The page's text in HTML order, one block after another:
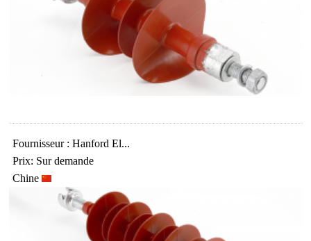
Fournisseur : Hanford El...
Prix: Sur demande
Chine